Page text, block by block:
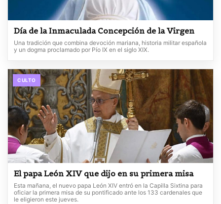
Día de la Inmaculada Concepción de la Virgen
Una tradición que combina devoción mariana, historia militar española
y un dogma proclamado por Pío IX en el siglo XIX.
CULTO
El papa León XIV que dijo en su primera misa
Esta mañana, el nuevo papa León XIV entró en la Capilla Sixtina para
oficiar la primera misa de su pontificado ante los 133 cardenales que
le eligieron este jueves.